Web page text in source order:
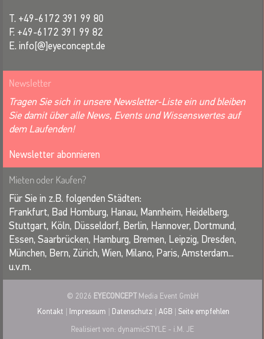
T. +49-6172 391 99 80
F. +49-6172 391 99 82
E. info[@]eyeconcept.de
Newsletter
Tragen Sie sich in unsere Newsletter-Liste ein und bleiben
Sie damit über alle News, Events und Wissenswertes auf
dem Laufenden!
Newsletter abonnieren
Mieten oder Kaufen?
Für Sie in z.B. folgenden Städten:
Frankfurt, Bad Homburg, Hanau, Mannheim, Heidelberg,
Stuttgart, Köln, Düsseldorf, Berlin, Hannover, Dortmund,
Essen, Saarbrücken, Hamburg, Bremen, Leipzig, Dresden,
München, Bern, Zürich, Wien, Milano, Paris, Amsterdam...
u.v.m.
© 2026 EYECONCEPT Media Event GmbH
Kontakt
Impressum Datenschutz AGB
Seite empfehlen
Realisiert von: dynamicSTYLE - i.M. JE